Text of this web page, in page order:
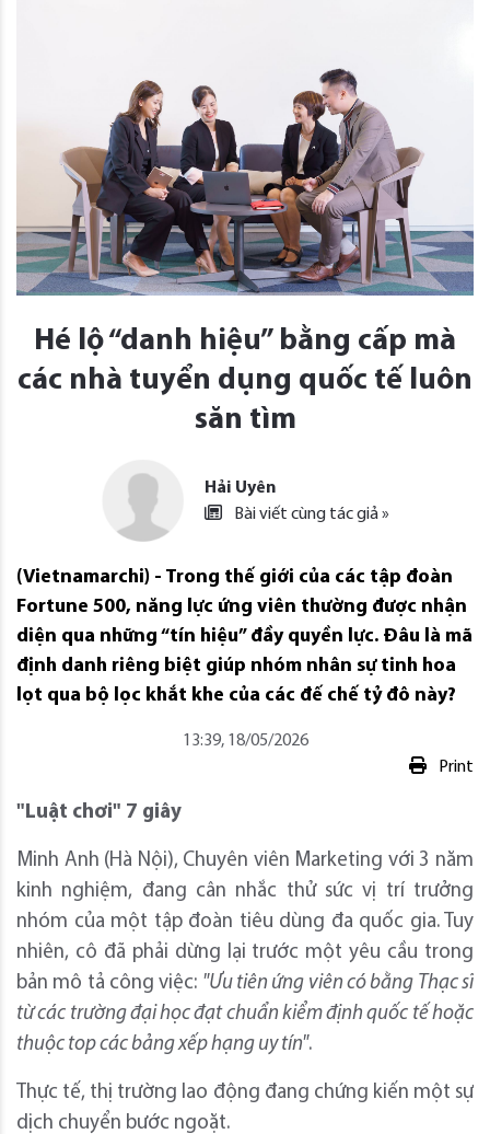
Hé lộ “danh hiệu” bằng cấp mà
các nhà tuyển dụng quốc tế luôn
săn tìm
Hải Uyên
Bài viết cùng tác giả »
(Vietnamarchi) - Trong thế giới của các tập đoàn
Fortune 500, năng lực ứng viên thường được nhận
diện qua những “tín hiệu” đầy quyền lực. Đâu là mã
định danh riêng biệt giúp nhóm nhân sự tinh hoa
lọt qua bộ lọc khắt khe của các đế chế tỷ đô này?
13:39, 18/05/2026
Print
"Luật chơi" 7 giây
Minh Anh (Hà Nội), Chuyên viên Marketing với 3 năm
kinh nghiệm, đang cân nhắc thử sức vị trí trưởng
nhóm của một tập đoàn tiêu dùng đa quốc gia. Tuy
nhiên, cô đã phải dừng lại trước một yêu cầu trong
bản mô tả công việc: "Ưu tiên ứng viên có bằng Thạc sĩ
từ các trường đại học đạt chuẩn kiểm định quốc tế hoặc
thuộc top các bảng xếp hạng uy tín".
Thực tế, thị trường lao động đang chứng kiến một sự
dịch chuyển bước ngoặt.